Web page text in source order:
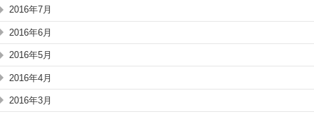
2016年7月
2016年6月
2016年5月
2016年4月
2016年3月